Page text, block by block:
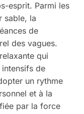
esprit. Parmi les
sable, la
de
des vagues.
qui
de
un rythme
et à la
par la force